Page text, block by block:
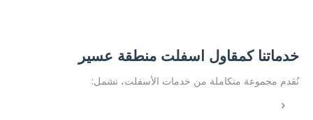
خدماتنا كمقاول اسفلت منطقة عسير
نُقدم مجموعة متكاملة من خدمات الأسفلت، تشمل: